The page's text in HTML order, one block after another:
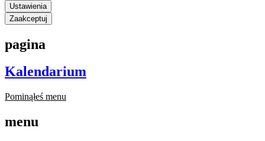
Ustawienia
Zaakceptuj
pagina
Kalendarium
Pominąłeś menu
menu